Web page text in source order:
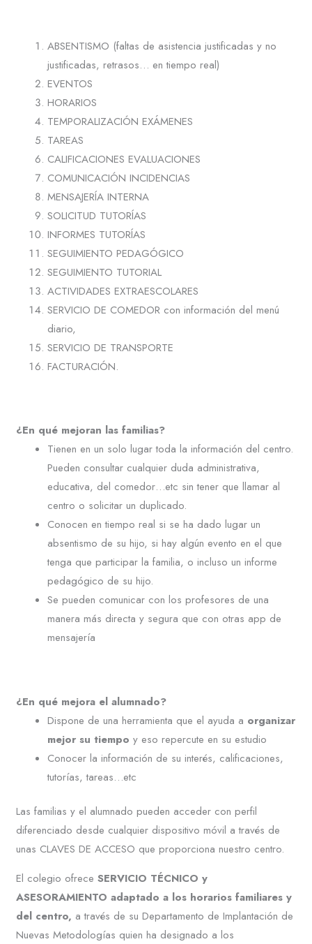
ABSENTISMO (faltas de asistencia justificadas y no
justificadas, retrasos… en tiempo real)
EVENTOS
HORARIOS
TEMPORALIZACIÓN EXÁMENES
TAREAS
CALIFICACIONES EVALUACIONES
COMUNICACIÓN INCIDENCIAS
MENSAJERÍA INTERNA
SOLICITUD TUTORÍAS
INFORMES TUTORÍAS
SEGUIMIENTO PEDAGÓGICO
SEGUIMIENTO TUTORIAL
ACTIVIDADES EXTRAESCOLARES
SERVICIO DE COMEDOR con información del menú
diario,
SERVICIO DE TRANSPORTE
FACTURACIÓN.
¿En qué mejoran las familias?
Tienen en un solo lugar toda la información del centro.
Pueden consultar cualquier duda administrativa,
educativa, del comedor…etc sin tener que llamar al
centro o solicitar un duplicado.
Conocen en tiempo real si se ha dado lugar un
absentismo de su hijo, si hay algún evento en el que
tenga que participar la familia, o incluso un informe
pedagógico de su hijo.
Se pueden comunicar con los profesores de una
manera más directa y segura que con otras app de
mensajería
¿En qué mejora el alumnado?
Dispone de una herramienta que el ayuda a organizar
mejor su tiempo y eso repercute en su estudio
Conocer la información de su interés, calificaciones,
tutorías, tareas…etc
Las familias y el alumnado pueden acceder con perfil
diferenciado desde cualquier dispositivo móvil a través de
unas CLAVES DE ACCESO que proporciona nuestro centro.
El colegio ofreceSERVICIO TÉCNICO y
ASESORAMIENTO adaptado a los horarios familiares y
del centro, a través de su Departamento de Implantación de
Nuevas Metodologías quien ha designado a los